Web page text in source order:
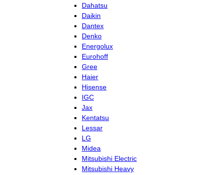
Dahatsu
Daikin
Dantex
Denko
Energolux
Eurohoff
Gree
Haier
Hisense
IGC
Jax
Kentatsu
Lessar
LG
Midea
Mitsubishi Electric
Mitsubishi Heavy